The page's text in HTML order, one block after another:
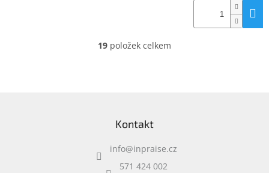
O
c
í
r
v
19 položek celkem
Kontakt
info@inpraise.cz
571 424 002